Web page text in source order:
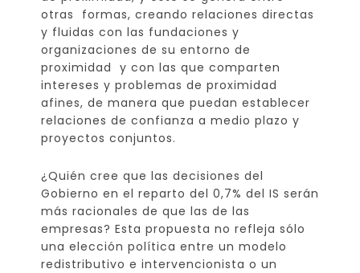
otras formas, creando relaciones directas
y fluidas con las fundaciones y
organizaciones de su entorno de
proximidad y con las que comparten
intereses y problemas de proximidad
afines, de manera que puedan establecer
relaciones de confianza a medio plazo y
proyectos conjuntos.
¿Quién cree que las decisiones del
Gobierno en el reparto del 0,7% del IS serán
más racionales de que las de las
empresas? Esta propuesta no refleja sólo
una elección política entre un modelo
redistributivo e intervencionista o un